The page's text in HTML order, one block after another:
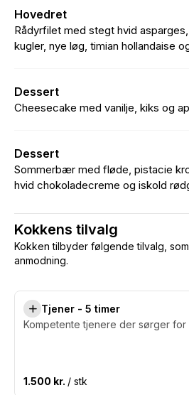
Hovedret
Rådyrfilet med stegt hvid
kugler, nye løg, timian hollandaise
Dessert
Cheesecake med vanilje, kiks og
Dessert
Sommerbær med fløde, pistacie
hvid chokoladecreme og iskold
Kokkens tilvalg
Kokken tilbyder følgende tilvalg,
anmodning.
Tjener - 5 timer
Kompetente tjenere der sørger for
1.500 kr. / stk